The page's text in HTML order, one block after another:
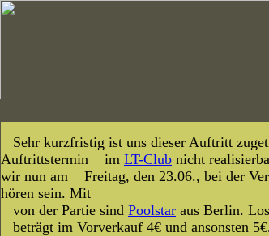
Sehr kurzfristig ist uns dieser Auftritt
Auftrittstermin im LT-Club nicht
wir nun am Freitag, den 23.06., bei der
hören sein. Mit
von der Partie sind Poolstar aus Berlin.
beträgt im Vorverkauf 4€ und ansonsten